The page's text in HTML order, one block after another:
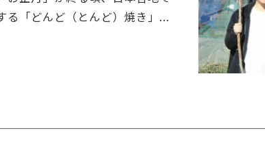
る「どんど（とんど）焼き」...